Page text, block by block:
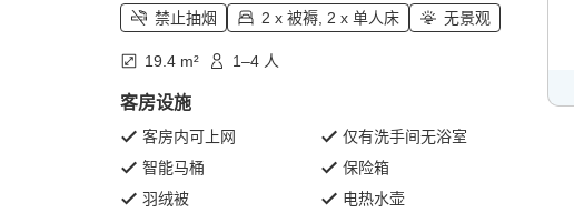
禁止抽烟 2 x 被褥, 2 x 单人床 无景观
19.4 m² 1–4 人
客房设施
客房内可上网
仅有洗手间无浴室
智能马桶
保险箱
羽绒被
电热水壶